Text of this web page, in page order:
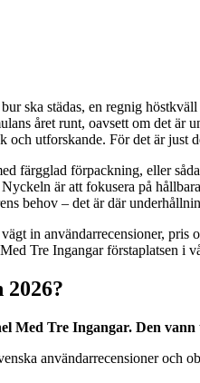
ska städas, en regnig
året runt, oavsett om det
utforskande. För det är just
färgglad förpackning, eller
är att fokusera på
behov – det är där
in användarrecensioner,
Tre Ingangar förstaplatsen i
2026?
Med Tre Ingangar. Den
användarrecensioner och